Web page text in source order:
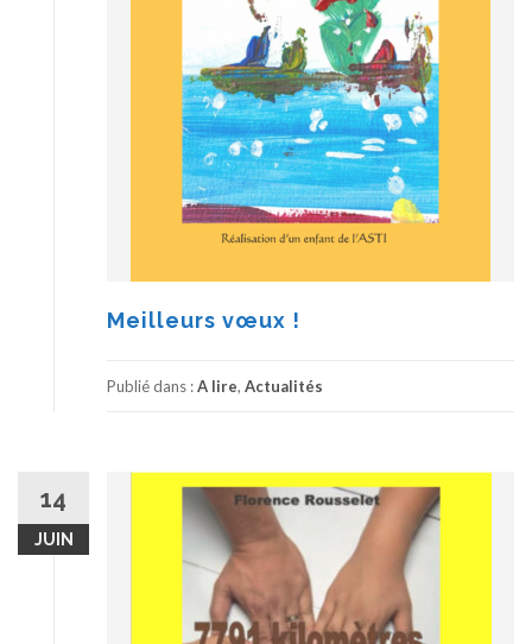
Meilleurs vœux !
Publié dans :A lire, Actualités
14
JUIN